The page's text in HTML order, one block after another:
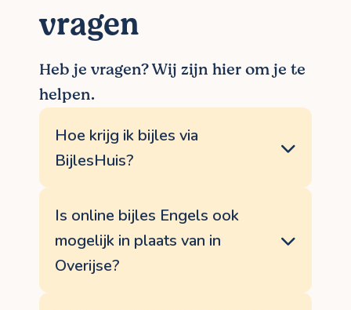
vragen
Heb je vragen? Wij zijn hier om je te
helpen.
Hoe krijg ik bijles via
BijlesHuis?
opgestart via een vast proces. Je dient via
de website een aanvraag in voor bijles
aan huis in Overijse of online. Daarna
nemen wij contact op om de hulpvraag in
Is online bijles Engels ook
mogelijk in plaats van in
Overijse?